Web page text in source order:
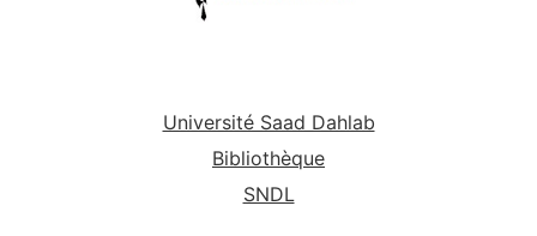
Université Saad Dahlab
Bibliothèque
SNDL